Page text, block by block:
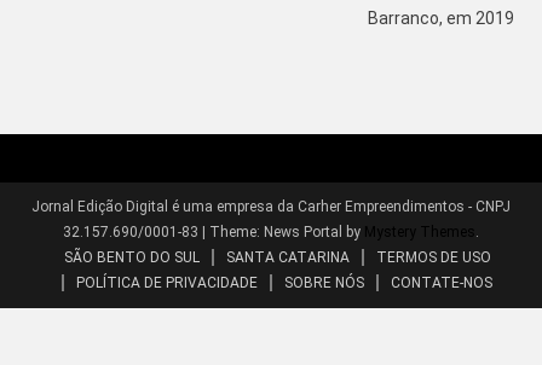
Barranco, em 2019
Jornal Edição Digital é uma empresa da Carher Empreendimentos - CNPJ
32.157.690/0001-83 | Theme: News Portal by Mystery Themes .
SÃO BENTO DO SUL
SANTA CATARINA
TERMOS DE USO
POLÍTICA DE PRIVACIDADE
SOBRE NÓS CONTATE-NOS